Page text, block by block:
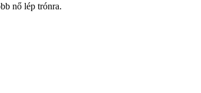
nő lép trónra.